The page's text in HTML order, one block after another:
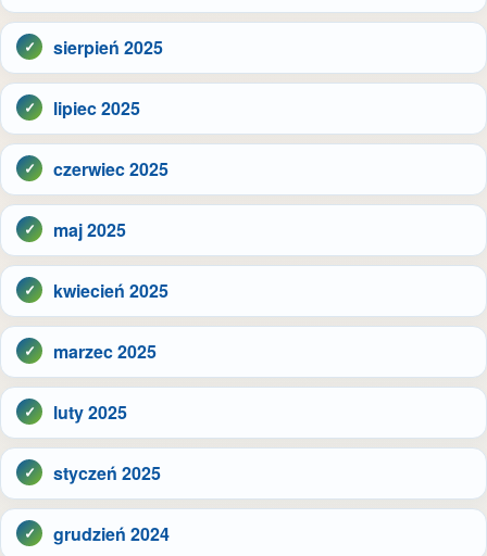
sierpień 2025
lipiec 2025
czerwiec 2025
maj 2025
kwiecień 2025
marzec 2025
luty 2025
styczeń 2025
grudzień 2024